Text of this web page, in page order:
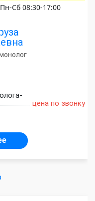
Пн-Сб 08:30-17:00
цена по звонку